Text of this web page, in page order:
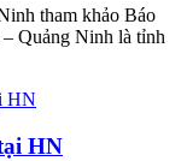
tham khảo Báo
Quảng Ninh là tỉnh
HN